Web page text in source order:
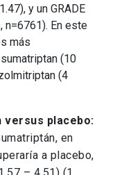
y un GRADE
n=6761). En este
más
(10
(4
versus placebo:
en
a placebo,